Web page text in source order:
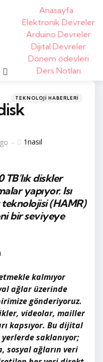
Anasayfa
Elektronik Devreler
Arduino Devreler
Dijital Devreler
Dönem ödevleri
Ders Notları
kategoriler
Posted
TEKNOLOJI HABERLERI
1nasıl
TB’lık diskler
yapıyor. Isı
(HAMR)
bir seviyeye
kalmıyor
ağlar üzerinde
gönderiyoruz.
videolar, mailler
kapsıyor. Bu dijital
saklanıyor;
sosyal ağların veri